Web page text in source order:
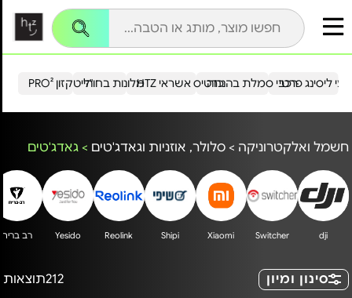
הייטקזון PRO²מלונות בחו"ל כרטיס אשראי HTZ ליסינג פרטירכבי סמלת בהנחה
חשמל ואלקטרוניקה > סלולר, אוזניות וגאדג'טים > גאדג'טים
dji
Switcher
Xiaomi
Shipi
Reolink
Yesido רב בריח
סינון ומיון 212תוצאות